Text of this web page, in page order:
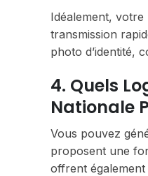
Idéalement,
transmission
photo d’identité,
4. Quels
Nationale
Vous pouvez
proposent une
offrent